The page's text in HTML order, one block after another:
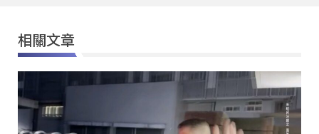
相關文章